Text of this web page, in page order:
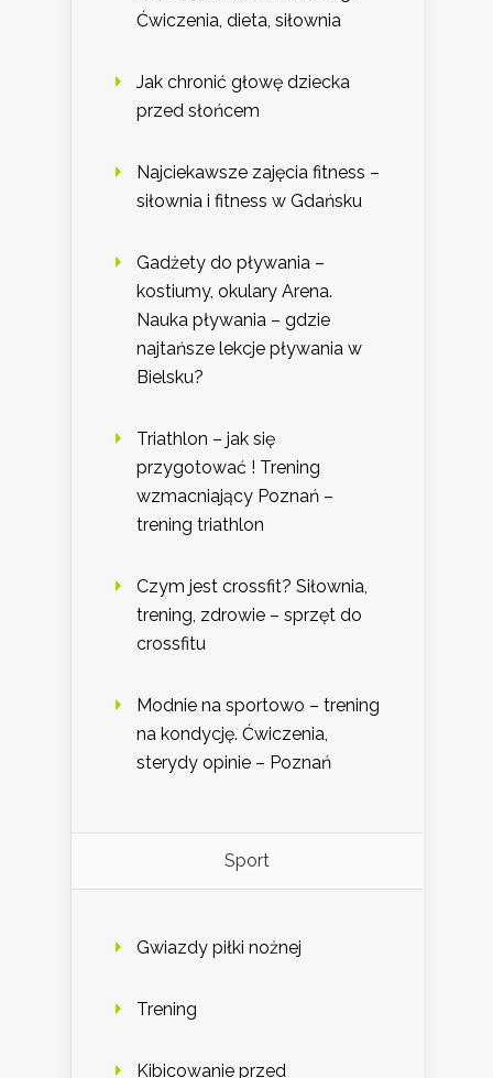
Ćwiczenia, dieta, siłownia
Jak chronić głowę dziecka
przed słońcem
Najciekawsze zajęcia fitness –
siłownia i fitness w Gdańsku
Gadżety do pływania –
kostiumy, okulary Arena.
Nauka pływania – gdzie
najtańsze lekcje pływania w
Bielsku?
Triathlon – jak się
przygotować ! Trening
wzmacniający Poznań –
trening triathlon
Czym jest crossfit? Siłownia,
trening, zdrowie – sprzęt do
crossfitu
Modnie na sportowo – trening
na kondycję. Ćwiczenia,
sterydy opinie – Poznań
Sport
Gwiazdy piłki nożnej
Trening
Kibicowanie przed